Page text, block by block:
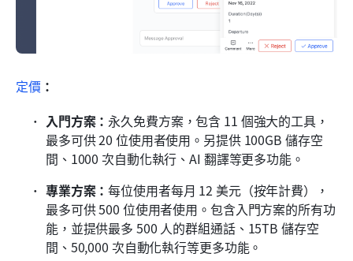
定價：
入門方案： 永久免費方案，包含 11 個強大的工具，
最多可供 20 位使用者使用。另提供 100GB 儲存空
間、1000 次自動化執行、AI 翻譯等更多功能。
專業方案：每位使用者每月 12 美元（按年計費），
最多可供 500 位使用者使用。包含入門方案的所有功
能，並提供最多 500 人的群組通話、15TB 儲存空
間、50,000 次自動化執行等更多功能。